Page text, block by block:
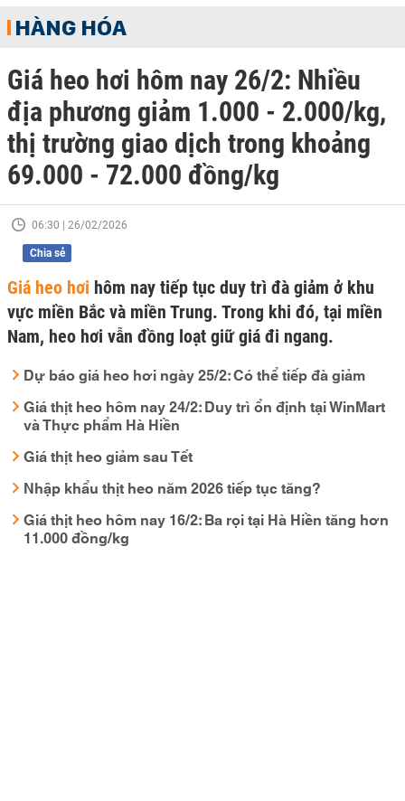
HÀNG HÓA
Giá heo hơi hôm nay 26/2: Nhiều
địa phương giảm 1.000 - 2.000/kg,
thị trường giao dịch trong khoảng
69.000 - 72.000 đồng/kg
06:30 | 26/02/2026
Chia sẻ
Giá heo hơi hôm nay tiếp tục duy trì đà giảm ở khu
vực miền Bắc và miền Trung. Trong khi đó, tại miền
Nam, heo hơi vẫn đồng loạt giữ giá đi ngang.
Dự báo giá heo hơi ngày 25/2: Có thể tiếp đà giảm
Giá thịt heo hôm nay 24/2: Duy trì ổn định tại WinMart
và Thực phẩm Hà Hiền
Giá thịt heo giảm sau Tết
Nhập khẩu thịt heo năm 2026 tiếp tục tăng?
Giá thịt heo hôm nay 16/2: Ba rọi tại Hà Hiền tăng hơn
11.000 đồng/kg